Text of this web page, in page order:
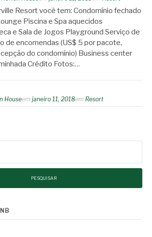
Resort você tem: Condomínio fechado
Piscina e Spa aquecidos
e Sala de Jogos Playground Serviço de
de encomendas (US$ 5 por pacote,
do condomínio) Business center
Crédito Fotos:…
Houseem janeiro 11, 2018em Resort